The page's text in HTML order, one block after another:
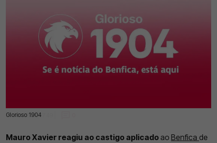
Glorioso 1904
05 Jul 2025 | 17:49 |
Mauro Xavier reagiu ao castigo aplicado ao Benfica de